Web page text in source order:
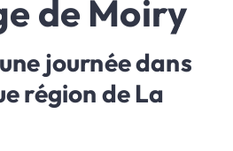
de Moiry
journée dans
région de La